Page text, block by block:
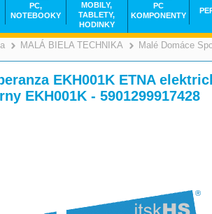
>
MALÁ BIELA TECHNIKA Malé Domáce
EKH001K ETNA
EKH001K - 5901299917428
PC,
NOTEBOOKY
MOBILY,
TABLETY,
HODINKY
PC
KOMPONENTY